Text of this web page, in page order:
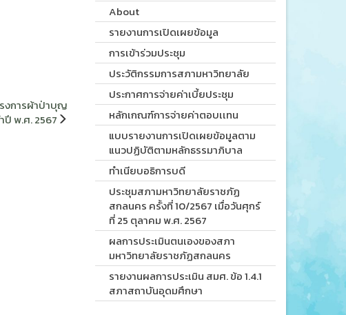
งการผ้าป่าบุญ
ปี พ.ศ. 2567
About
รายงานการเปิดเผยข้อมูล
การเข้าร่วมประชุม
ประวัติกรรมการสภามหาวิทยาลัย
ประกาศการจ่ายค่าเบี้ยประชุม
หลักเกณฑ์การจ่ายค่าตอบเเทน
แบบรายงานการเปิดเผยข้อมูลตาม
แนวปฏิบัติตามหลักธรรมาภิบาล
ทำเนียบอธิการบดี
ประชุมสภามหาวิทยาลัยราชภัฏ
สกลนคร ครั้งที่ 10/2567 เมื่อวันศุกร์
ที่ 25 ตุลาคม พ.ศ. 2567
ผลการประเมินตนเองของสภา
มหาวิทยาลัยราชภัฏสกลนคร
รายงานผลการประเมิน สมศ. ข้อ 1.4.1
สภาสถาบันอุดมศึกษา